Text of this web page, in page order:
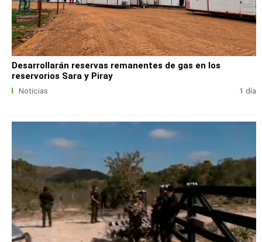
Desarrollarán reservas remanentes de gas en los
reservorios Sara y Piray
Noticias 1 día